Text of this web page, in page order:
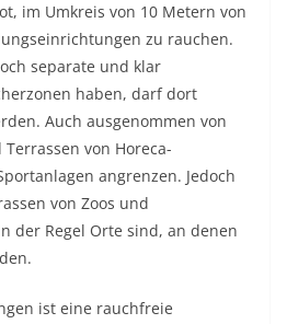
im Umkreis von 10 Metern von
zu rauchen.
separate und klar
haben, darf dort
Auch ausgenommen von
von Horeca-
angrenzen. Jedoch
von Zoos und
der Regel Orte sind, an denen
ist eine rauchfreie